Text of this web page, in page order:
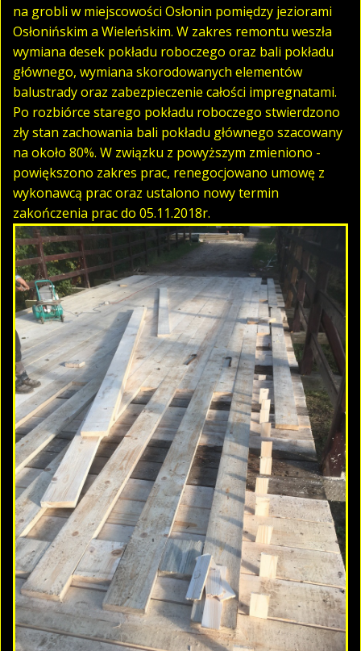
na grobli w miejscowości Osłonin pomiędzy jeziorami
Osłonińskim a Wieleńskim. W zakres remontu weszła
wymiana desek pokładu roboczego oraz bali pokładu
głównego, wymiana skorodowanych elementów
balustrady oraz zabezpieczenie całości impregnatami.
Po rozbiórce starego pokładu roboczego stwierdzono
zły stan zachowania bali pokładu głównego szacowany
na około 80%. W związku z powyższym zmieniono -
powiększono zakres prac, renegocjowano umowę z
wykonawcą prac oraz ustalono nowy termin
zakończenia prac do 05.11.2018r.